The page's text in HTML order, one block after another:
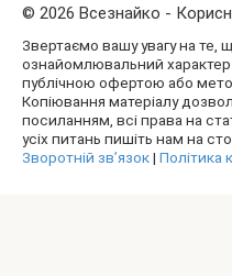
© 2026 Всезнайко -
Звертаємо вашу увагу на те,
ознайомлювальний характер
публічною офертою або
Копіювання матеріалу
посиланням, всі права на
усіх питань пишіть нам на
Зворотній зв’язок| Політика